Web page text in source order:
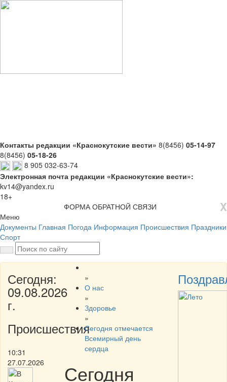
Контакты редакции «Краснокутские вести» 8(8456) 05-14-97
8(8456) 05-18-26
8 905 032-63-74
Электронная почта редакции «Краснокутские вести»:
kv14@yandex.ru
18+
X
ФОРМА ОБРАТНОЙ СВЯЗИ
Меню
Документы Главная Погода Информация Происшествия Праздники
Спорт
Сегодня:
09.08.2026
г.
Происшествия
10:31
27.07.2026
»
О нас
»
Здоровье
»
Сегодня отмечается
Всемирный день
сердца
Сегодня